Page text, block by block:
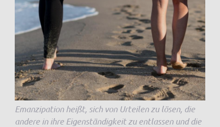
Emanzipation heißt, sich von Urteilen zu lösen, die
andere in ihre Eigenständigkeit zu entlassen und die